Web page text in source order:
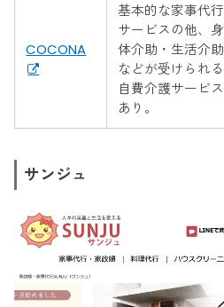
COCONA
基本的な家事代行
サービスの他、身
体介助・生活介助
などが受けられる
自費介護サービス
あり。
サンジュ